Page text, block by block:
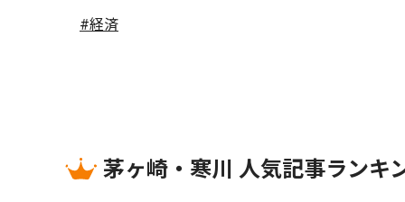
#経済
茅ヶ崎・寒川 人気記事ランキ